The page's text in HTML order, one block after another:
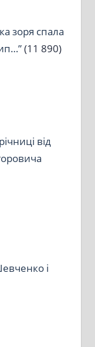
зоря спала
(11 890)
від
і